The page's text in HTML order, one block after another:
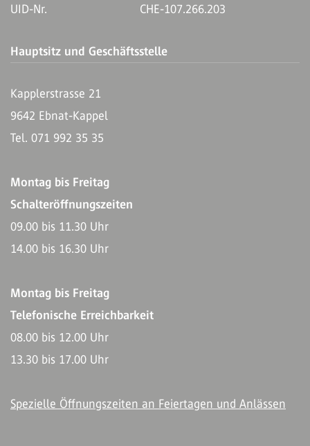
UID-Nr.
CHE-107.266.203
Hauptsitz und Geschäftsstelle
Kapplerstrasse 21
9642 Ebnat-Kappel
Tel. 071 992 35 35
Montag bis Freitag
Schalteröffnungszeiten
09.00 bis 11.30 Uhr
14.00 bis 16.30 Uhr
Montag bis Freitag
Telefonische Erreichbarkeit
08.00 bis 12.00 Uhr
13.30 bis 17.00 Uhr
Spezielle Öffnungszeiten an Feiertagen und Anlässen